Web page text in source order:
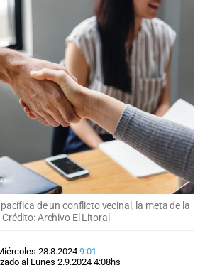
de un conflicto vecinal, la meta de la
Archivo El Litoral
28.8.2024 9:01
al Lunes 2.9.2024 4:08hs